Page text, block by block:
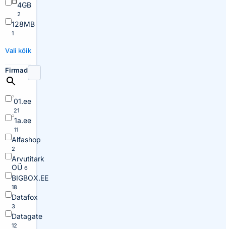
4GB
2
128MB
1
Vali kõik
Firmad
01.ee
21
1a.ee
11
Alfashop
2
Arvutitark
OÜ 6
BIGBOX.EE
18
Datafox
3
Datagate
12